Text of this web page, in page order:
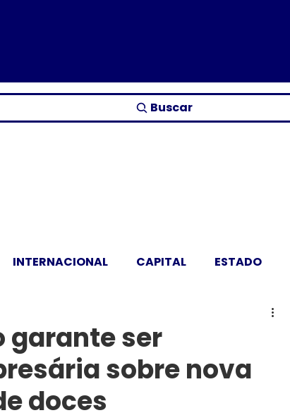
Buscar
INTERNACIONAL CAPITAL ESTADO
garante ser
sobre nova
doces